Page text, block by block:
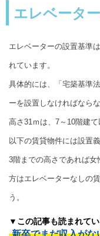
エレベータ
エレベーターの設置基準
れています。
具体的には、「宅築基準
ーを設置しなければなら
高さ31ｍは、7～10階建
以下の賃貸物件には設置
3階までの高さであれば
方はエレベーターなしの
う。
▼この記事も読まれて
新卒でまだ収入がな